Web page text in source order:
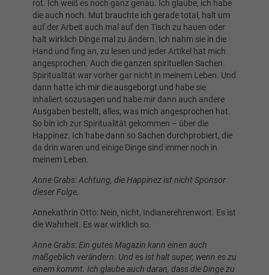
rot. Ich weiß es noch ganz genau. Ich glaube, ich habe
die auch noch. Mut brauchte ich gerade total, halt um
auf der Arbeit auch mal auf den Tisch zu hauen oder
halt wirklich Dinge mal zu ändern. Ich nahm sie in die
Hand und fing an, zu lesen und jeder Artikel hat mich
angesprochen. Auch die ganzen spirituellen Sachen.
Spiritualität war vorher gar nicht in meinem Leben. Und
dann hatte ich mir die ausgeborgt und habe sie
inhaliert sozusagen und habe mir dann auch andere
Ausgaben bestellt, alles, was mich angesprochen hat.
So bin ich zur Spiritualität gekommen – über die
Happinez. Ich habe dann so Sachen durchprobiert, die
da drin waren und einige Dinge sind immer noch in
meinem Leben.
Anne Grabs: Achtung, die Happinez ist nicht Sponsor
dieser Folge.
Annekathrin Otto: Nein, nicht, Indianerehrenwort. Es ist
die Wahrheit. Es war wirklich so.
Anne Grabs: Ein gutes Magazin kann einen auch
maßgeblich verändern. Und es ist halt super, wenn es zu
einem kommt. Ich glaube auch daran, dass die Dinge zu